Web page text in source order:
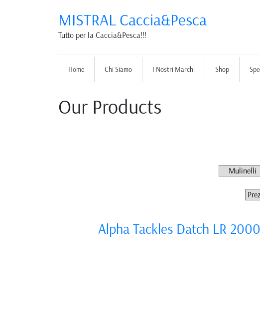
MISTRAL Caccia&Pesca
Tutto per la Caccia&Pesca!!!
Home Chi Siamo I Nostri Marchi Shop
Our Products
Alpha Tackles Datch LR